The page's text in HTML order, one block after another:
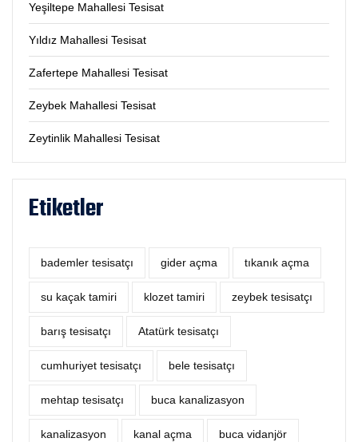
Yeşiltepe Mahallesi Tesisat
Yıldız Mahallesi Tesisat
Zafertepe Mahallesi Tesisat
Zeybek Mahallesi Tesisat
Zeytinlik Mahallesi Tesisat
Etiketler
bademler tesisatçı ‎gider açma tıkanık açma
su kaçak tamiri klozet tamiri zeybek tesisatçı
barış tesisatçı Atatürk tesisatçı
cumhuriyet tesisatçı bele tesisatçı
mehtap tesisatçı buca kanalizasyon
kanalizasyon kanal açma buca vidanjör